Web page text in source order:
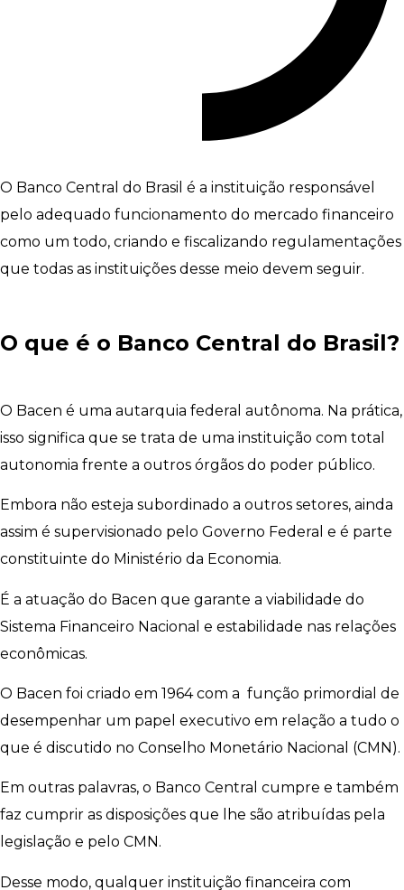
O Banco Central do Brasil é a instituição responsável
pelo adequado funcionamento do mercado financeiro
como um todo, criando e fiscalizando regulamentações
que todas as instituições desse meio devem seguir.
O que é o Banco Central do Brasil?
O Bacen é uma autarquia federal autônoma. Na prática,
isso significa que se trata de uma instituição com total
autonomia frente a outros órgãos do poder público.
Embora não esteja subordinado a outros setores, ainda
assim é supervisionado pelo Governo Federal e é parte
constituinte do Ministério da Economia.
É a atuação do Bacen que garante a viabilidade do
Sistema Financeiro Nacional e estabilidade nas relações
econômicas.
O Bacen foi criado em 1964 com a função primordial de
desempenhar um papel executivo em relação a tudo o
que é discutido no Conselho Monetário Nacional (CMN).
Em outras palavras, o Banco Central cumpre e também
faz cumprir as disposições que lhe são atribuídas pela
legislação e pelo CMN.
Desse modo, qualquer instituição financeira com